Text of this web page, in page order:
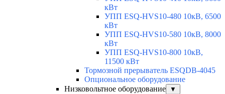
кВт
УПП ESQ-HVS10-480 10кВ, 6500
кВт
УПП ESQ-HVS10-580 10кВ, 8000
кВт
УПП ESQ-HVS10-800 10кВ,
11500 кВт
Тормозной прерыватель ESQDB-4045
Опциональное оборудование
Низковольтное оборудование
▼